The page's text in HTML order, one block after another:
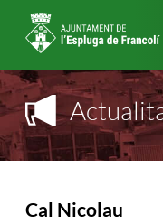
Cal Nicolau